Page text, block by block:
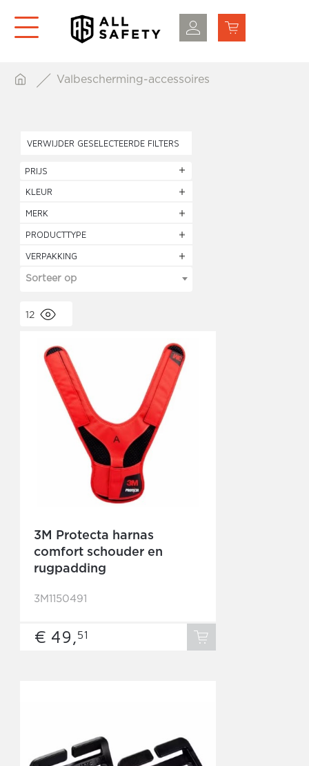
Valbescherming-accessoires
VERWIJDER GESELECTEERDE FILTERS
PRIJS
KLEUR
MERK
PRODUCTTYPE
VERPAKKING
Sorteer op
12
3M Protecta harnas
comfort schouder en
rugpadding
3M1150491
€ 49,51